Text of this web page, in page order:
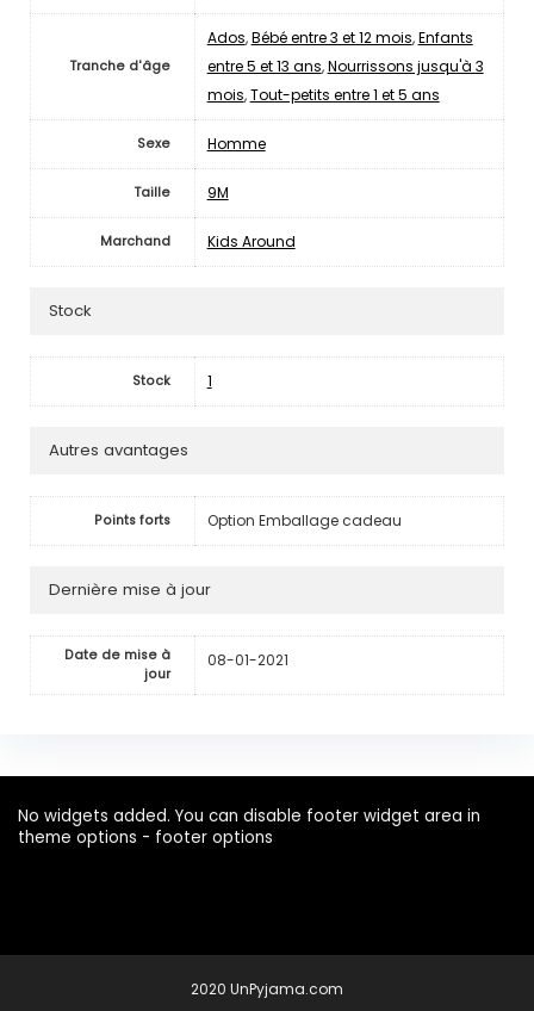
Tranche d'âge
Ados,Bébé entre 3 et 12 mois,Enfants
entre 5 et 13 ans,Nourrissons jusqu'à 3
mois,Tout-petits entre 1 et 5 ans
Sexe Homme
Taille 9M
Marchand Kids Around
Stock
Stock 1
Autres avantages
Points forts Option Emballage cadeau
Dernière mise à jour
Date de mise à
jour
08-01-2021
No widgets added. You can disable footer widget area in
theme options - footer options
2020 UnPyjama.com